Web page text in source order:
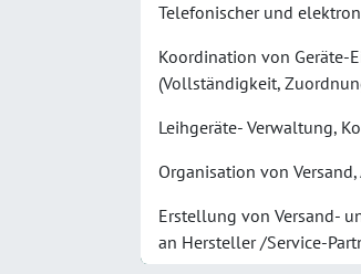
Telefonischer und
Koordination von Geräte-
(Vollständigkeit,
Leihgeräte- Verwaltung,
Organisation von
Erstellung von Versand-
an Hersteller /Service-